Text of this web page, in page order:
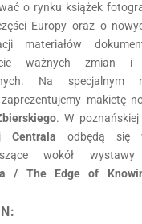
o rynku książek
Europy oraz o
materiałów
ważnych zmian i
Na specjalnym
makietę
. W poznańskiej
Centrala odbędą się
wokół
/ The Edge of